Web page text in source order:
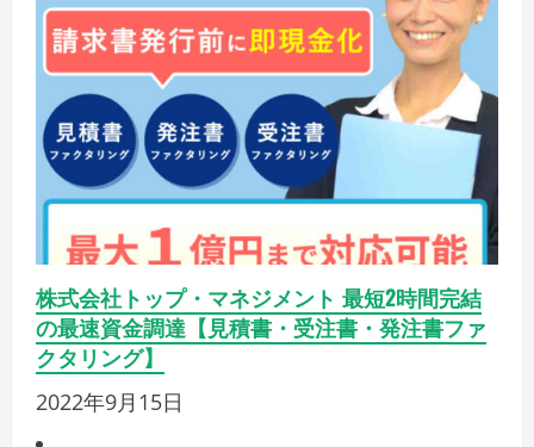
株式会社トップ・マネジメント 最短2時間完結
の最速資金調達【見積書・受注書・発注書ファ
クタリング】
2022年9月15日